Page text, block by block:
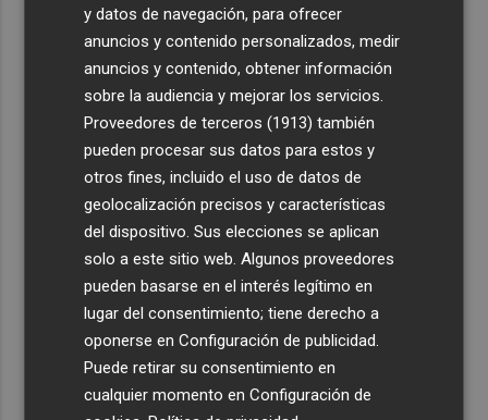
y datos de navegación, para ofrecer
anuncios y contenido personalizados, medir
anuncios y contenido, obtener información
sobre la audiencia y mejorar los servicios.
Proveedores de terceros (1913) también
pueden procesar sus datos para estos y
otros fines, incluido el uso de datos de
geolocalización precisos y características
del dispositivo. Sus elecciones se aplican
solo a este sitio web. Algunos proveedores
pueden basarse en el interés legítimo en
lugar del consentimiento; tiene derecho a
oponerse enConfiguración de publicidad.
Puede retirar su consentimiento en
cualquier momento enConfiguración de